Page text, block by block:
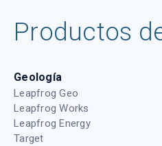
Productos
Geología
Leapfrog Geo
Leapfrog Works
Leapfrog Energy
Target